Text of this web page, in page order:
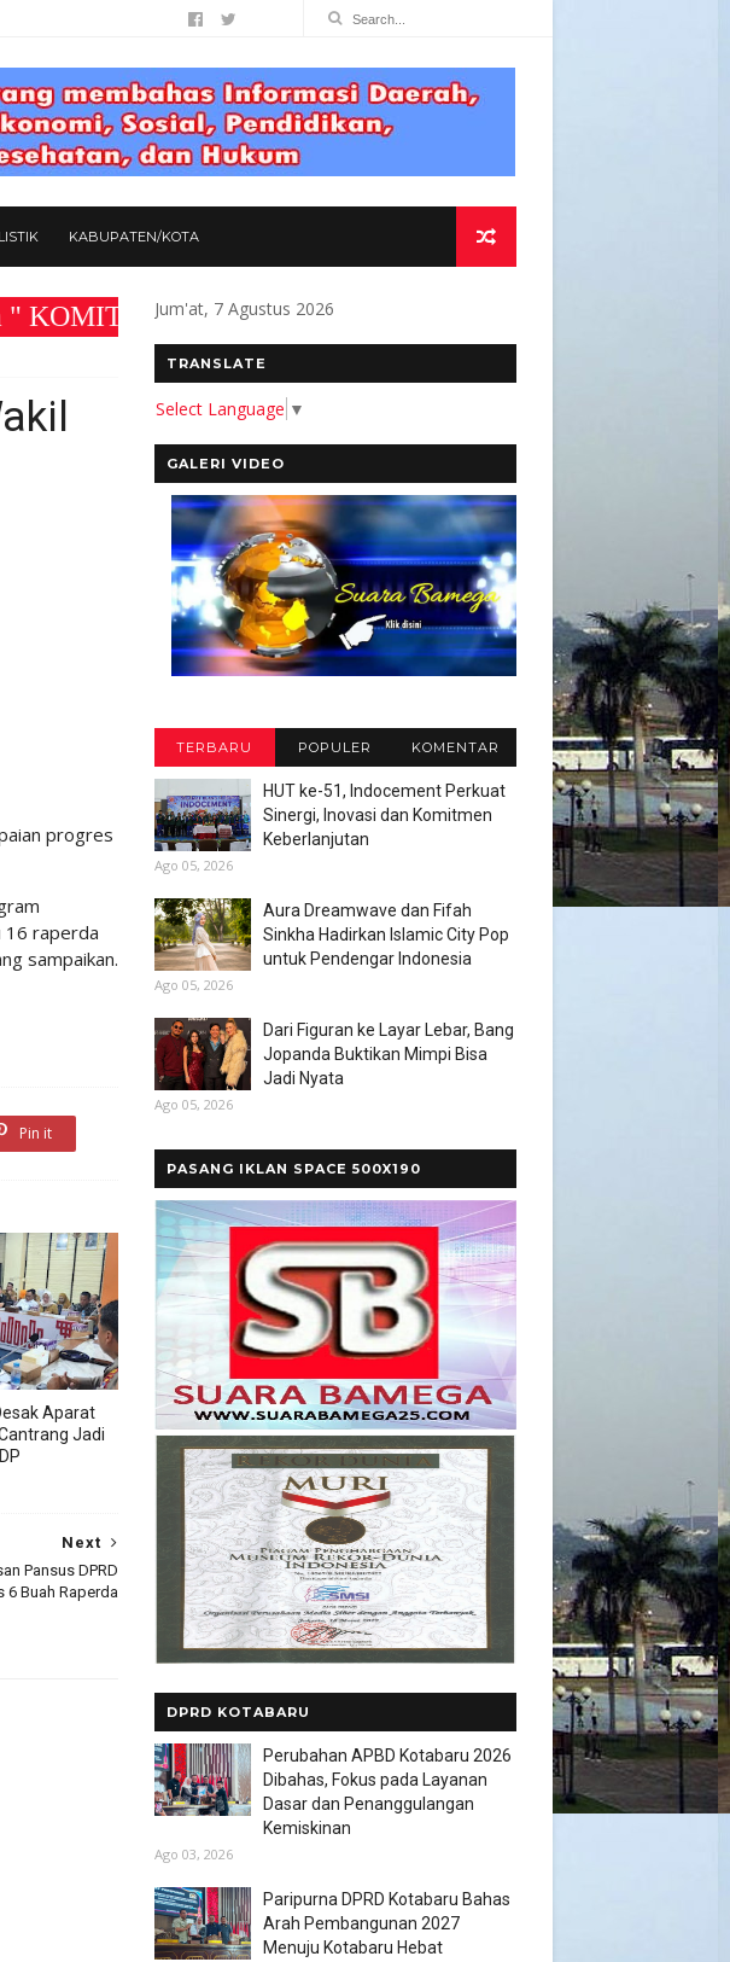
KABUPATEN/KOTA
KAMI MEMBANGUN MEDIA YANG AKURAT
progres
16 raperda
sampaikan.
Pin it
Aparat
Jadi
Next
Pansus DPRD
6 Buah Raperda
Jum'at, 7 Agustus 2026
TRANSLATE
Select Language ▼
GALERI VIDEO
TERBARU POPULER KOMENTAR
HUT ke-51, Indocement Perkuat
Sinergi, Inovasi dan Komitmen
Keberlanjutan
Ago 05, 2026
Aura Dreamwave dan Fifah
Sinkha Hadirkan Islamic City Pop
untuk Pendengar Indonesia
Ago 05, 2026
Dari Figuran ke Layar Lebar, Bang
Jopanda Buktikan Mimpi Bisa
Jadi Nyata
Ago 05, 2026
PASANG IKLAN SPACE 500X190
DPRD KOTABARU
Perubahan APBD Kotabaru 2026
Dibahas, Fokus pada Layanan
Dasar dan Penanggulangan
Kemiskinan
Ago 03, 2026
Paripurna DPRD Kotabaru Bahas
Arah Pembangunan 2027
Menuju Kotabaru Hebat